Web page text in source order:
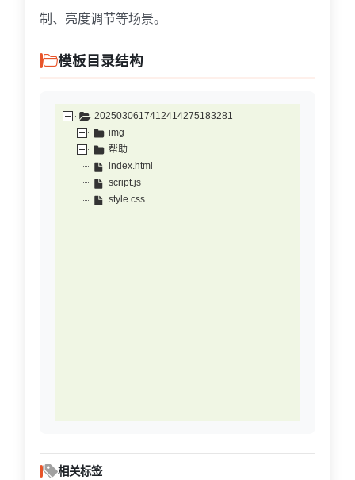
制、亮度调节等场景。
模板目录结构
2025030617412414275183281
img
帮助
index.html
script.js
style.css
相关标签